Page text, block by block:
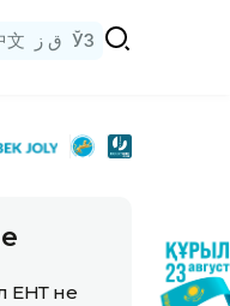
文 ق ز ЎЗ
ЕНТ не